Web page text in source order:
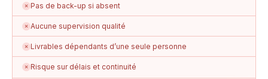
✗ Pas de back-up si absent
✗ Aucune supervision qualité
✗ Livrables dépendants d’une seule personne
✗ Risque sur délais et continuité